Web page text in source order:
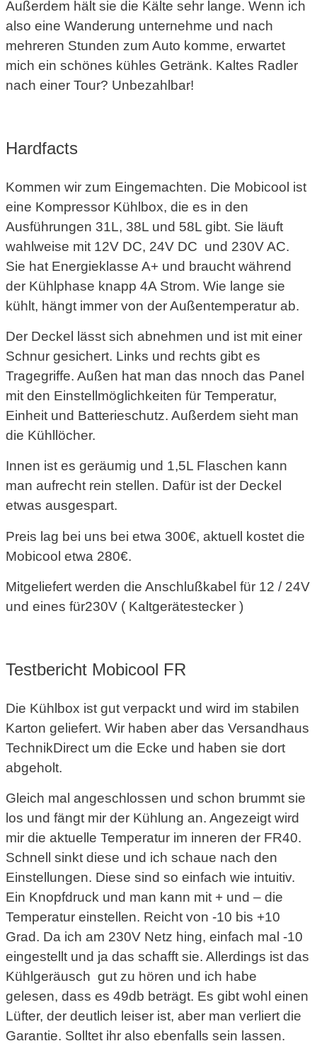
Außerdem hält sie die Kälte sehr lange. Wenn ich
also eine Wanderung unternehme und nach
mehreren Stunden zum Auto komme, erwartet
mich ein schönes kühles Getränk. Kaltes Radler
nach einer Tour? Unbezahlbar!
Hardfacts
Kommen wir zum Eingemachten. Die Mobicool ist
eine Kompressor Kühlbox, die es in den
Ausführungen 31L, 38L und 58L gibt. Sie läuft
wahlweise mit 12V DC, 24V DC und 230V AC.
Sie hat Energieklasse A+ und braucht während
der Kühlphase knapp 4A Strom. Wie lange sie
kühlt, hängt immer von der Außentemperatur ab.
Der Deckel lässt sich abnehmen und ist mit einer
Schnur gesichert. Links und rechts gibt es
Tragegriffe. Außen hat man das nnoch das Panel
mit den Einstellmöglichkeiten für Temperatur,
Einheit und Batterieschutz. Außerdem sieht man
die Kühllöcher.
Innen ist es geräumig und 1,5L Flaschen kann
man aufrecht rein stellen. Dafür ist der Deckel
etwas ausgespart.
Preis lag bei uns bei etwa 300€, aktuell kostet die
Mobicool etwa 280€.
Mitgeliefert werden die Anschlußkabel für 12 / 24V
und eines für230V ( Kaltgerätestecker )
Testbericht Mobicool FR
Die Kühlbox ist gut verpackt und wird im stabilen
Karton geliefert. Wir haben aber das Versandhaus
TechnikDirect um die Ecke und haben sie dort
abgeholt.
Gleich mal angeschlossen und schon brummt sie
los und fängt mir der Kühlung an. Angezeigt wird
mir die aktuelle Temperatur im inneren der FR40.
Schnell sinkt diese und ich schaue nach den
Einstellungen. Diese sind so einfach wie intuitiv.
Ein Knopfdruck und man kann mit + und – die
Temperatur einstellen. Reicht von -10 bis +10
Grad. Da ich am 230V Netz hing, einfach mal -10
eingestellt und ja das schafft sie. Allerdings ist das
Kühlgeräusch gut zu hören und ich habe
gelesen, dass es 49db beträgt. Es gibt wohl einen
Lüfter, der deutlich leiser ist, aber man verliert die
Garantie. Solltet ihr also ebenfalls sein lassen.